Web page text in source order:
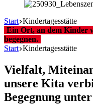
Start Kindertagesstätte
Ein Ort, an dem Kinder
begegnen.
Start Kindertagesstätte
Vielfalt,
unsere Kita
Begegnung